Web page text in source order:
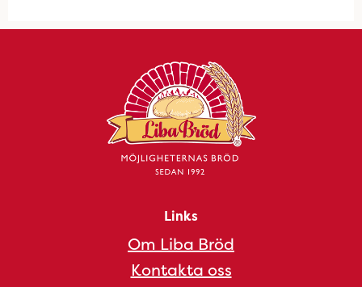
Links
Om Liba Bröd
Kontakta oss